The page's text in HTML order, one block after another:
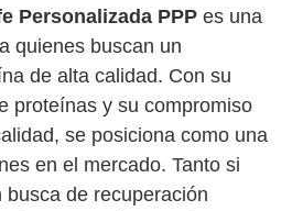
Personalizada PPP es una
quienes buscan un
de alta calidad. Con su
proteínas y su compromiso
se posiciona como una
en el mercado. Tanto si
de recuperación